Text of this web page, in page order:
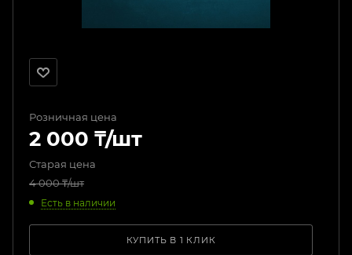
Розничная цена
2 000 ₸/шт
Старая цена
4 000₸/шт
Есть в наличии
КУПИТЬ В 1 КЛИК